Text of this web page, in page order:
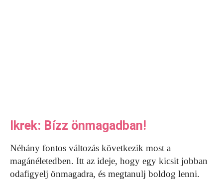
Ikrek: Bízz önmagadban!
Néhány fontos változás következik most a
magánéletedben. Itt az ideje, hogy egy kicsit jobban
odafigyelj önmagadra, és megtanulj boldog lenni.